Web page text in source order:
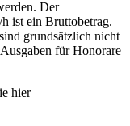
Der
ist ein Bruttobetrag.
grundsätzlich nicht
für Honorare
hier